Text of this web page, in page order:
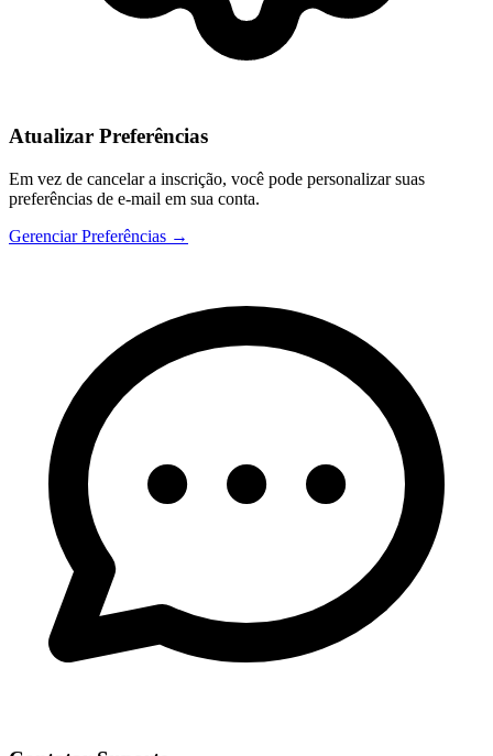
Atualizar Preferências
Em vez de cancelar a inscrição, você pode personalizar suas
preferências de e-mail em sua conta.
Gerenciar Preferências →